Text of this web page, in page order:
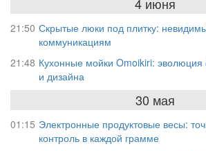
21:50 Скрытые люки под плитку:
коммуникациям
21:48 Кухонные мойки Omoikiri: эволюция
и дизайна
30 мая
01:15 Электронные продуктовые весы:
контроль в каждой грамме